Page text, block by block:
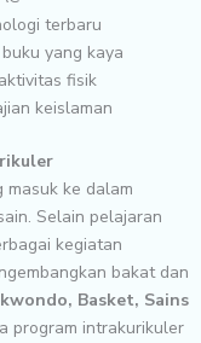
terbaru
yang kaya
fisik
keislaman
masuk ke dalam
Selain pelajaran
kegiatan
bakat dan
Basket, Sains
program intrakurikuler